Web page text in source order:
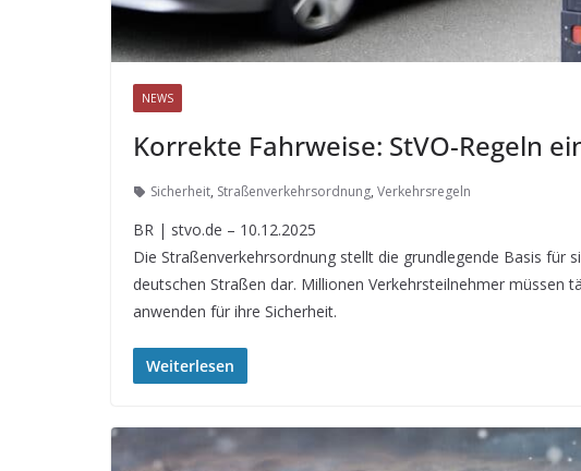
NEWS
Korrekte Fahrweise: StVO-Regeln
Sicherheit, Straßenverkehrsordnung, Verkehrsregeln
BR | stvo.de – 10.12.2025
Die Straßenverkehrsordnung stellt die grundlegende Basis für
deutschen Straßen dar. Millionen Verkehrsteilnehmer müssen
anwenden für ihre Sicherheit.
Weiterlesen